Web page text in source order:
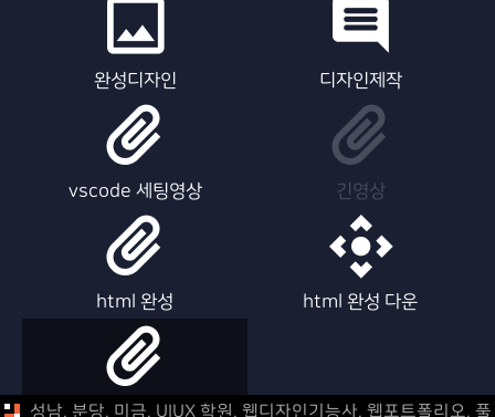
완성디자인 디자인제작
vscode 세팅영상 긴영상
html 완성 html 완성 다운
html 제작영상
성남, 분당, 미금, UIUX 학원, 웹디자인기능사, 웹포트폴리오, 풀